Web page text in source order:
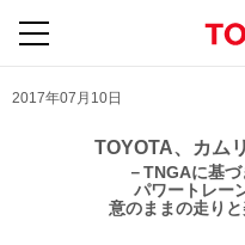
2017年07月10日
TOYOTA、カム
－TNGAに基づ
パワートレー
意のままの走り